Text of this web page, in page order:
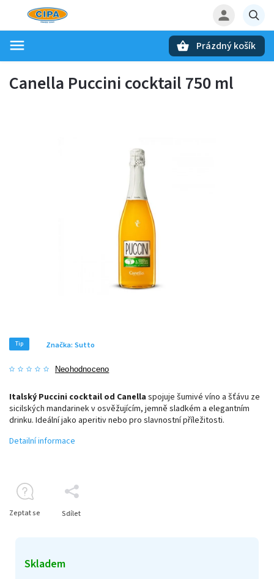
Prázdný košík
Canella Puccini cocktail 750 ml
Tip
Neohodnoceno
Značka: Sutto
Skladem
Italský Puccini cocktail od Canella spojuje šumivé víno a šťávu ze
sicilských mandarinek v osvěžujícím, jemně sladkém a elegantním
drinku. Ideální jako aperitiv nebo pro slavnostní příležitosti.
Detailní informace
Zeptat se Sdílet